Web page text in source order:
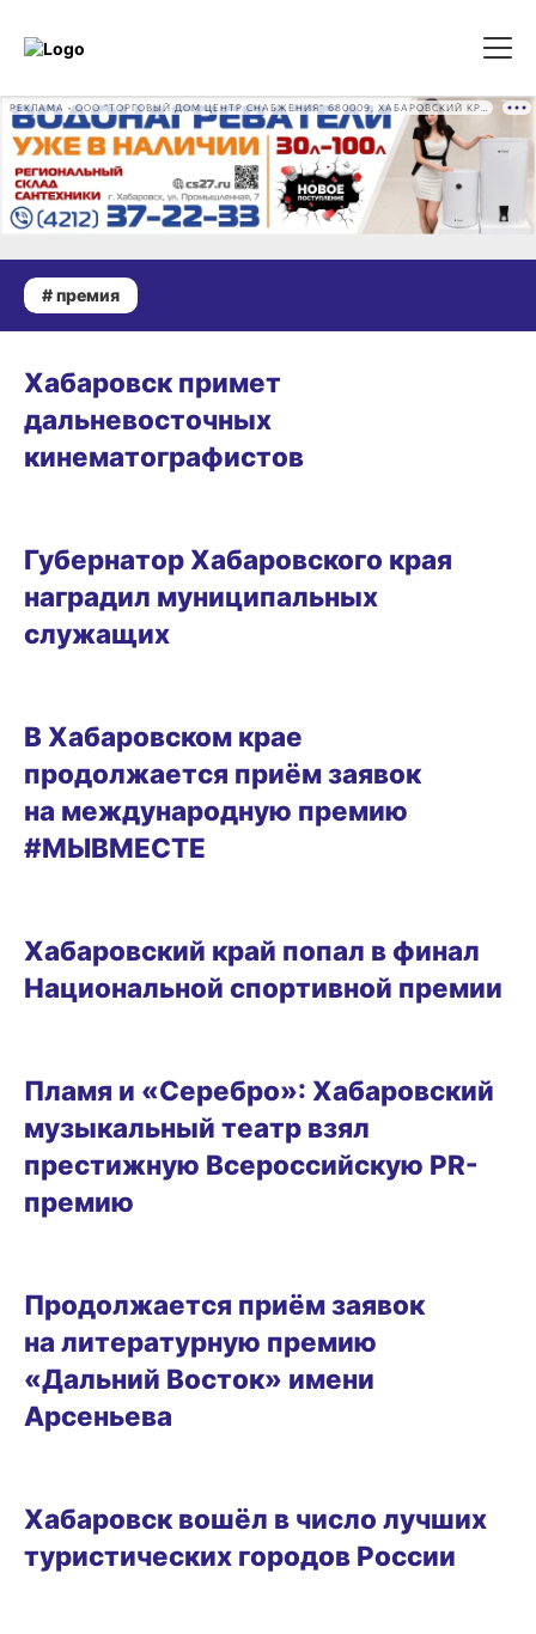
# премия
Хабаровск примет
дальневосточных
кинематографистов
Губернатор Хабаровского края
наградил муниципальных
служащих
В Хабаровском крае
продолжается приём заявок
на международную премию
#МЫВМЕСТЕ
Хабаровский край попал в финал
Национальной спортивной премии
Пламя и «Серебро»: Хабаровский
музыкальный театр взял
престижную Всероссийскую PR-
премию
Продолжается приём заявок
на литературную премию
«Дальний Восток» имени
Арсеньева
Хабаровск вошёл в число лучших
туристических городов России